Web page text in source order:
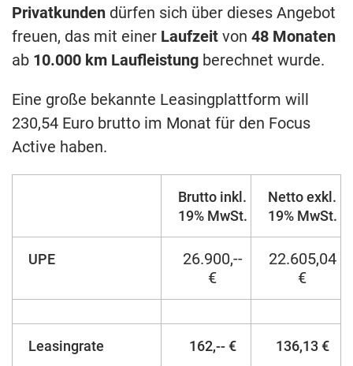
Privatkunden dürfen sich über dieses Angebot
freuen, das mit einer Laufzeit von 48 Monaten
ab 10.000 km Laufleistung berechnet wurde.
Eine große bekannte Leasingplattform will
230,54 Euro brutto im Monat für den Focus
Active haben.
Brutto inkl.
19% MwSt.
Netto exkl.
19% MwSt.
UPE
26.900,--
€
22.605,04
€
Leasingrate 162,-- € 136,13 €